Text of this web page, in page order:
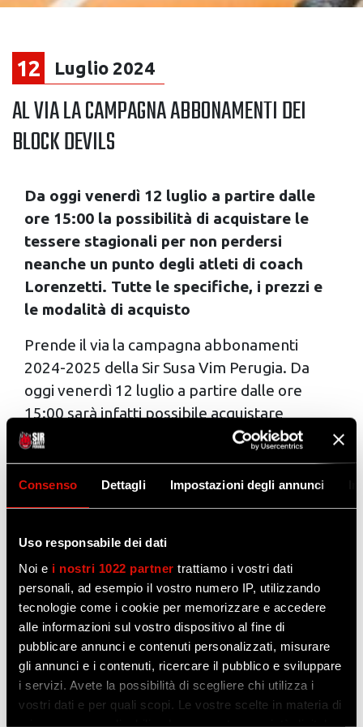
Consenso Dettagli Impostazioni degli annunci
Uso responsabile dei dati
Noi e i nostri 1022 partner trattiamo i vostri dati
personali, ad esempio il vostro numero IP, utilizzando
tecnologie come i cookie per memorizzare e accedere
alle informazioni sul vostro dispositivo al fine di
pubblicare annunci e contenuti personalizzati, misurare
gli annunci e i contenuti, ricercare il pubblico e sviluppare
i servizi. Avete la possibilità di scegliere chi utilizza i
vostri dati e per quali scopi. Le vostre scelte in materia di
privacy sono applicabili solo su questa proprietà digitale
12 Luglio 2024
AL VIA LA CAMPAGNA ABBONAMENTI DEI
BLOCK DEVILS
Da oggi venerdì 12 luglio a partire dalle
ore 15:00 la possibilità di acquistare le
tessere stagionali per non perdersi
neanche un punto degli atleti di coach
Lorenzetti. Tutte le specifiche, i prezzi e
le modalità di acquisto
Prende il via la campagna abbonamenti
2024-2025 della Sir Susa Vim Perugia. Da
oggi venerdì 12 luglio a partire dalle ore
15:00 sarà infatti possibile acquistare
l’abbonamento stagionale per tutti gli
incontri casalinghi dei Block Devils della
stagione agonistica 2024-2025.
bianconera per non perdersi neanche un
punto dei ragazzi di Angelo Lorenzetti:
- ABBONAMENTO TOTAL
L’abbonamento Total dà diritto a tutte le
partite casalinghe stagionali della Sir Susa
Vim Perugia di SuperLega, compresi i playoff
ed i quarti di finale di Coppa Italia, e di
Champions League. Per un massimo di